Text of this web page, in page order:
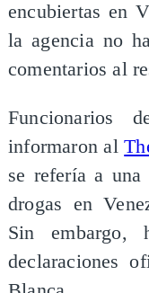
encubiertas en
la agencia no
comentarios al
Funcionarios
informaron al
se refería a
drogas en
Sin embargo,
declaraciones